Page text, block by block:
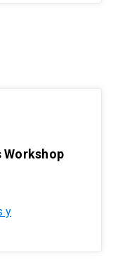
y